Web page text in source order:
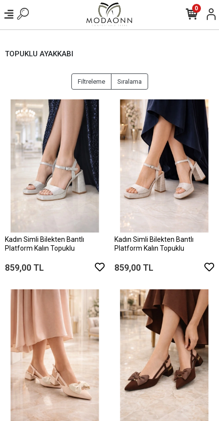
0
TOPUKLU AYAKKABI
Filtreleme Sıralama
Kadın Simli Bilekten Bantlı
Platform Kalın Topuklu
859,00 TL
Kadın Simli Bilekten Bantlı
Platform Kalın Topuklu
859,00 TL